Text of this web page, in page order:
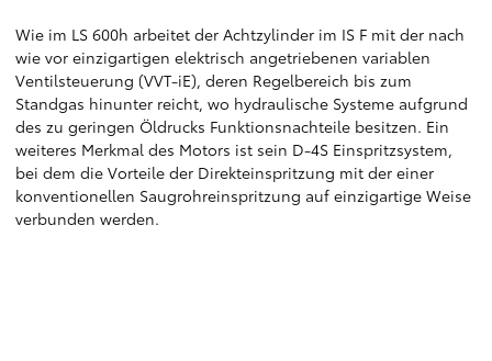
Wie im LS 600h arbeitet der Achtzylinder im IS F mit der nach
wie vor einzigartigen elektrisch angetriebenen variablen
Ventilsteuerung (VVT-iE), deren Regelbereich bis zum
Standgas hinunter reicht, wo hydraulische Systeme aufgrund
des zu geringen Öldrucks Funktionsnachteile besitzen. Ein
weiteres Merkmal des Motors ist sein D-4S Einspritzsystem,
bei dem die Vorteile der Direkteinspritzung mit der einer
konventionellen Saugrohreinspritzung auf einzigartige Weise
verbunden werden.